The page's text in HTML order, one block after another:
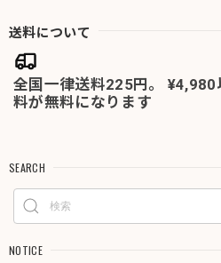
送料について
全国一律送料225円。
料が無料になります
SEARCH
NOTICE